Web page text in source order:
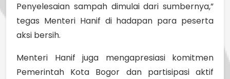
Penyelesaian sampah dimulai dari sumbernya,”
tegas Menteri Hanif di hadapan para peserta
aksi bersih.
Menteri Hanif juga mengapresiasi komitmen
Pemerintah Kota Bogor dan partisipasi aktif